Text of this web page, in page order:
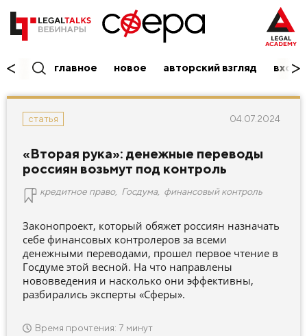
главное новое авторский взгляд вход/
статья 04.07.2024
«Вторая рука»: денежные переводы
россиян возьмут под контроль
кредитное право, Госдума финансовый контроль
Законопроект, который обяжет россиян назначать
себе финансовых контролеров за всеми
денежными переводами, прошел первое чтение в
Госдуме этой весной. На что направлены
нововведения и насколько они эффективны,
разбирались эксперты «Сферы».
Время прочтения: 7 минут